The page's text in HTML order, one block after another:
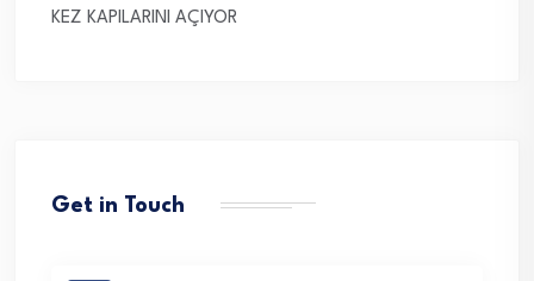
KEZ KAPILARINI AÇIYOR
Get in Touch